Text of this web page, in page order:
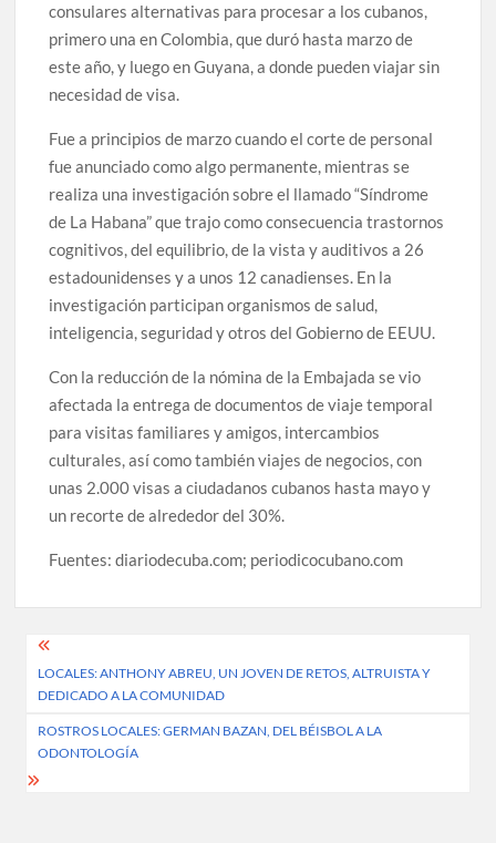
consulares alternativas para procesar a los cubanos,
primero una en Colombia, que duró hasta marzo de
este año, y luego en Guyana, a donde pueden viajar sin
necesidad de visa.
Fue a principios de marzo cuando el corte de personal
fue anunciado como algo permanente, mientras se
realiza una investigación sobre el llamado “Síndrome
de La Habana” que trajo como consecuencia trastornos
cognitivos, del equilibrio, de la vista y auditivos a 26
estadounidenses y a unos 12 canadienses. En la
investigación participan organismos de salud,
inteligencia, seguridad y otros del Gobierno de EEUU.
Con la reducción de la nómina de la Embajada se vio
afectada la entrega de documentos de viaje temporal
para visitas familiares y amigos, intercambios
culturales, así como también viajes de negocios, con
unas 2.000 visas a ciudadanos cubanos hasta mayo y
un recorte de alrededor del 30%.
Fuentes: diariodecuba.com; periodicocubano.com
Post
navigation
LOCALES: ANTHONY ABREU, UN JOVEN DE RETOS, ALTRUISTA Y
DEDICADO A LA COMUNIDAD
ROSTROS LOCALES: GERMAN BAZAN, DEL BÉISBOL A LA
ODONTOLOGÍA